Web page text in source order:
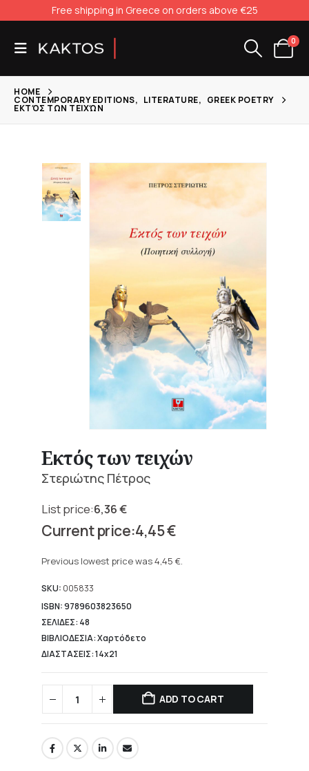
Free shipping in Greece on orders above €25
0
HOME
CONTEMPORARY EDITIONS, LITERATURE, GREEK POETRY
ΕΚΤΌΣ ΤΩΝ ΤΕΙΧΏΝ
Εκτός των τειχών
Στεριώτης Πέτρος
6,36€
Original
price
6,36 €.
4,45€
price
4,45 €.
Previous lowest price was4,45 €.
SKU: 005833
ISBN: 9789603823650
ΣΕΛΙΔΕΣ: 48
ΒΙΒΛΙΟΔΕΣΙΑ: Χαρτόδετο
ΔΙΑΣΤΑΣΕΙΣ: 14x21
ADD TO CART